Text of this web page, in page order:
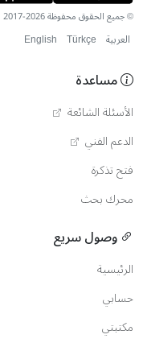
© جميع الحقوق محفوظة 2026-2017
العربية English Türkçe
مساعدة
الأسئلة الشائعة
الدعم الفني
فتح تذكرة
محرك بحث
وصول سريع
الرئيسية
حسابي
مكتبتي